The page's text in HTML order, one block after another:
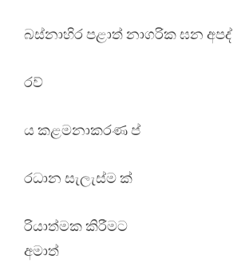
බස්නාහිර පළාත් නාගරික ඝන අපද්
රව්
ය කළමනාකරණ ප්
රධාන සැලැස්ම ක්
රියාත්මක කිරීමට
අමාත්